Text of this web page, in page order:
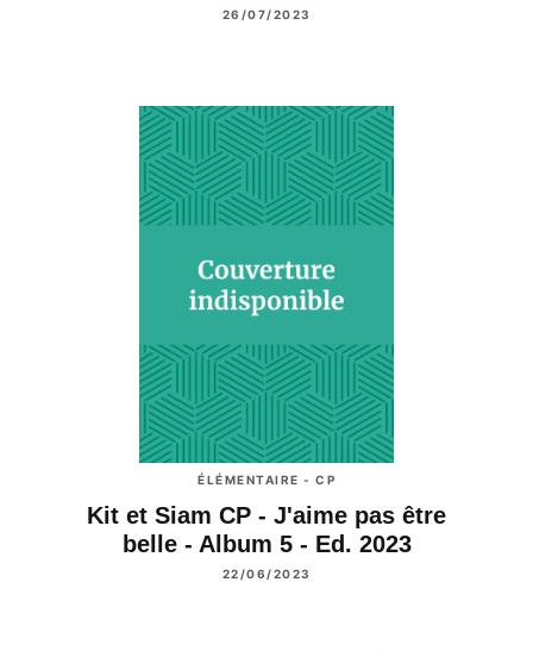
26/07/2023
ÉLÉMENTAIRE - CP
Kit et Siam CP - J'aime pas être
belle - Album 5 - Ed. 2023
22/06/2023